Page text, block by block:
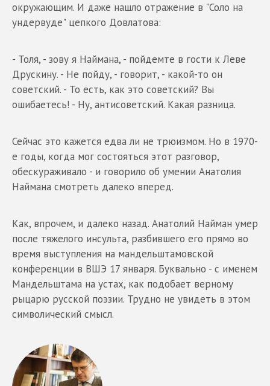
окружающим. И даже нашло отражение в "Соло на
ундервуде" цепкого Довлатова:
- Толя, - зову я Наймана, - пойдемте в гости к Леве
Друскину. - Не пойду, - говорит, - какой-то он
советский. - То есть, как это советский? Вы
ошибаетесь! - Ну, антисоветский. Какая разница.
Сейчас это кажется едва ли не трюизмом. Но в 1970-
е годы, когда мог состояться этот разговор,
обескураживало - и говорило об умении Анатолия
Наймана смотреть далеко вперед.
Как, впрочем, и далеко назад. Анатолий Найман умер
после тяжелого инсульта, разбившего его прямо во
время выступления на мандельштамовской
конференции в ВШЭ 17 января. Буквально - с именем
Мандельштама на устах, как подобает верному
рыцарю русской поэзии. Трудно не увидеть в этом
символический смысл.